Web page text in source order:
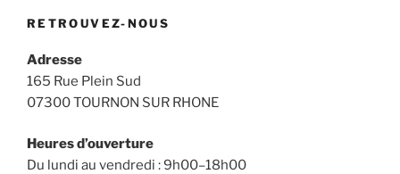
RETROUVEZ-NOUS
Adresse
165 Rue Plein Sud
07300 TOURNON SUR RHONE
Heures d’ouverture
Du lundi au vendredi : 9h00–18h00